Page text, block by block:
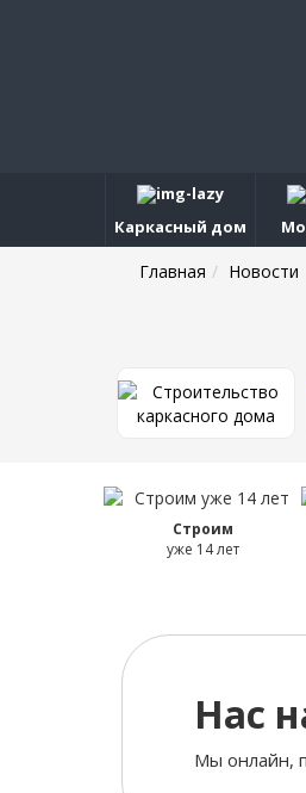
Каркасный дом
Главная Новости
Строим
уже 14 лет
Нас
Мы онлайн,